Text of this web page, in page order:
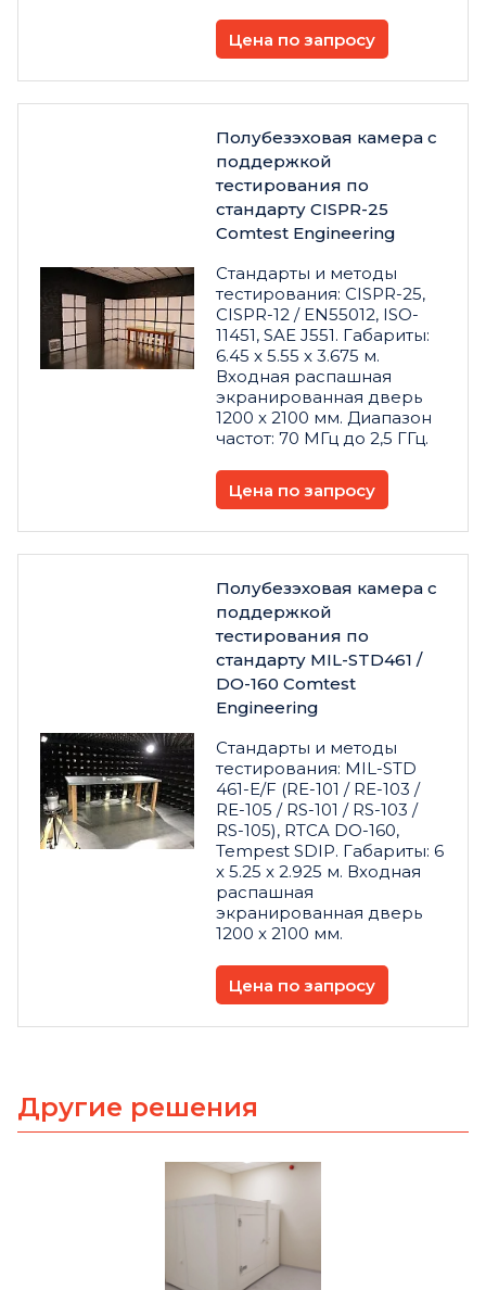
Цена по запросу
Полубезэховая камера с
поддержкой
тестирования по
стандарту CISPR-25
Comtest Engineering
Стандарты и методы
тестирования: CISPR-25,
CISPR-12 / EN55012, ISO-
11451, SAE J551. Габариты:
6.45 x 5.55 x 3.675 м.
Входная распашная
экранированная дверь
1200 x 2100 мм. Диапазон
частот: 70 МГц до 2,5 ГГц.
Цена по запросу
Полубезэховая камера с
поддержкой
тестирования по
стандарту MIL-STD461 /
DO-160 Comtest
Engineering
Стандарты и методы
тестирования: MIL-STD
461-E/F (RE-101 / RE-103 /
RE-105 / RS-101 / RS-103 /
RS-105), RTCA DO-160,
Tempest SDIP. Габариты: 6
x 5.25 x 2.925 м. Входная
распашная
экранированная дверь
1200 x 2100 мм.
Цена по запросу
Другие решения